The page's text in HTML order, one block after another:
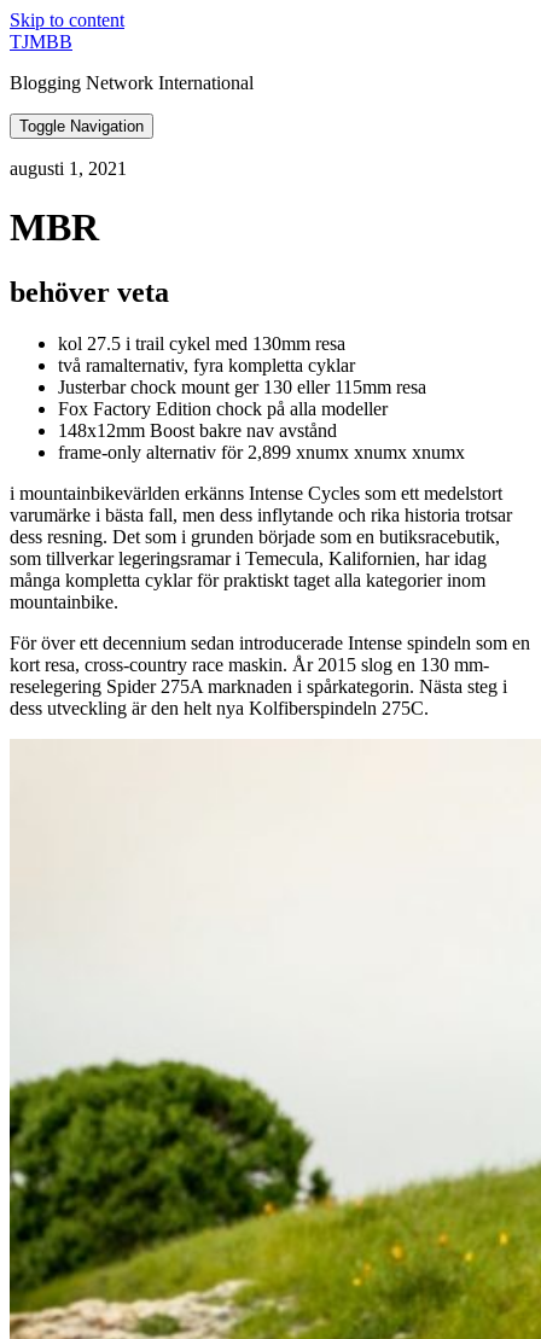
Skip to content
TJMBB
Blogging Network International
Toggle Navigation
augusti 1, 2021
MBR
behöver veta
kol 27.5 i trail cykel med 130mm resa
två ramalternativ, fyra kompletta cyklar
Justerbar chock mount ger 130 eller 115mm resa
Fox Factory Edition chock på alla modeller
148x12mm Boost bakre nav avstånd
frame-only alternativ för 2,899 xnumx xnumx xnumx
i mountainbikevärlden erkänns Intense Cycles som ett medelstort
varumärke i bästa fall, men dess inflytande och rika historia trotsar
dess resning. Det som i grunden började som en butiksracebutik,
som tillverkar legeringsramar i Temecula, Kalifornien, har idag
många kompletta cyklar för praktiskt taget alla kategorier inom
mountainbike.
För över ett decennium sedan introducerade Intense spindeln som en
kort resa, cross-country race maskin. År 2015 slog en 130 mm-
reselegering Spider 275A marknaden i spårkategorin. Nästa steg i
dess utveckling är den helt nya Kolfiberspindeln 275C.